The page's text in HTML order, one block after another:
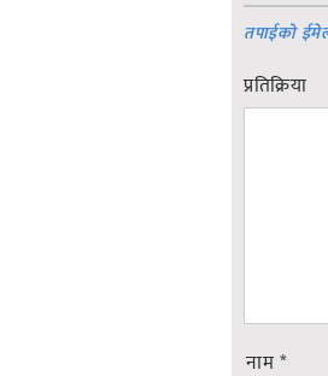
तपाईको
प्रतिक्रिया
नाम*